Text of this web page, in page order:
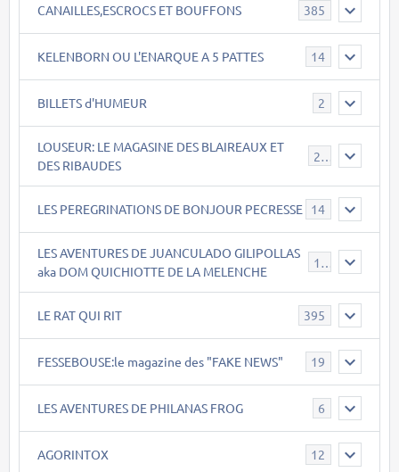
CANAILLES,ESCROCS ET BOUFFONS 385
KELENBORN OU L'ENARQUE A 5 PATTES 14
BILLETS d'HUMEUR 2
LOUSEUR: LE MAGASINE DES BLAIREAUX ET
DES RIBAUDES
21
LES PEREGRINATIONS DE BONJOUR PECRESSE 14
LES AVENTURES DE JUANCULADO GILIPOLLAS
aka DOM QUICHIOTTE DE LA MELENCHE
119
LE RAT QUI RIT 395
FESSEBOUSE:le magazine des "FAKE NEWS" 19
LES AVENTURES DE PHILANAS FROG 6
AGORINTOX 12